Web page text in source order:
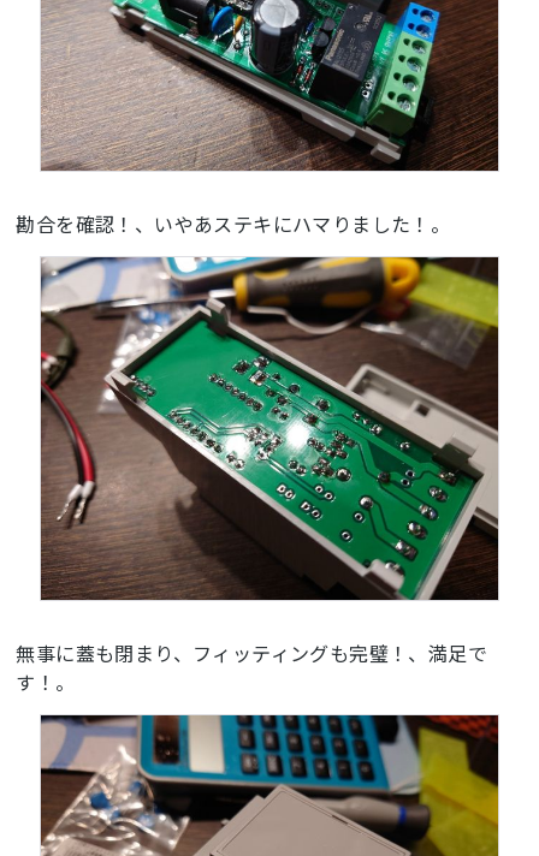
勘合を確認！、いやあステキにハマりました！。
無事に蓋も閉まり、フィッティングも完璧！、満足で
す！。